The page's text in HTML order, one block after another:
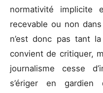
normativité implicite
recevable ou non
n’est donc pas tant
convient de critiquer,
journalisme cesse
s’ériger en